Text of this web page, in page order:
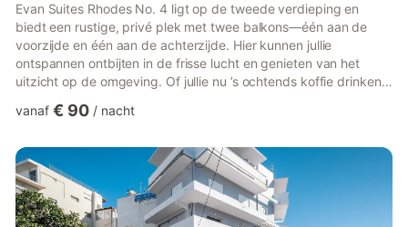
Evan Suites Rhodes No. 4 ligt op de tweede verdieping en
biedt een rustige, privé plek met twee balkons—één aan de
voorzijde en één aan de achterzijde. Hier kunnen jullie
ontspannen ontbijten in de frisse lucht en genieten van het
uitzicht op de omgeving. Of jullie nu ’s ochtends koffie drinken
en het mooie Rhodos te beleven. Deze suite is perfect voor wie
attracties van het eiland wil verblijven. Boekingen door groepen
onder de 22 jaar zonder ouder worden niet geaccepte...
vanaf € 90 / nacht